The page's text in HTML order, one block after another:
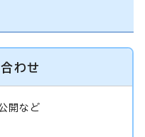
わせ
開など